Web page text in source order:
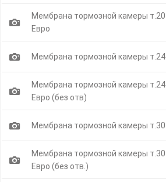
1
Мембрана тормозной камеры т.20
Евро
1 Мембрана тормозной камеры т.24
1
Мембрана тормозной камеры т.24
Евро (без отв)
1 Мембрана тормозной камеры т.30
1
Мембрана тормозной камеры т.30
Евро (без отв.)